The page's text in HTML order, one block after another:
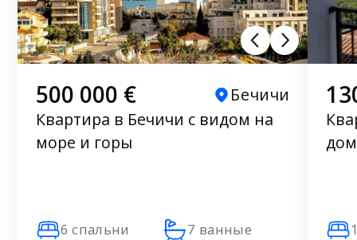
500 000 €
Бечичи
Квартира в Бечичи с видом на
море и горы
6 спальни
7 ванные
дом